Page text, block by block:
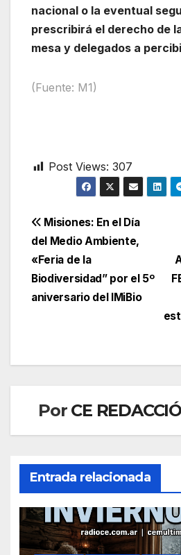
nacional o la eventual
prescribirá el derecho de
mesa y delegados a
(Fuente: M1)
Post Views: 307
Navegación
de
entradas
Misiones: En el Día
del Medio Ambiente,
«Feria de la
Biodiversidad” por el 5º
aniversario del IMiBio
Por CE
Entrada relacionada